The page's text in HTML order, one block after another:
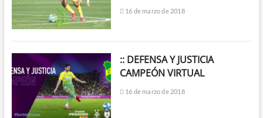
16 de marzo de 2018
:: DEFENSA Y JUSTICIA
CAMPEÓN VIRTUAL
16 de marzo de 2018